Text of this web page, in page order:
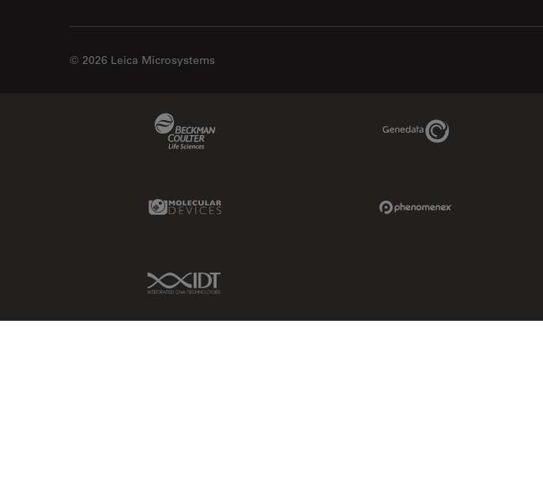
© 2026 Leica Microsystems
Genedata Link
Molecular Devices Link
IDT Link